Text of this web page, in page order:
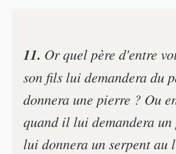
11. Or quel père d'entre
son fils lui demandera du
donnera une pierre ? Ou
quand il lui demandera un
lui donnera un serpent au